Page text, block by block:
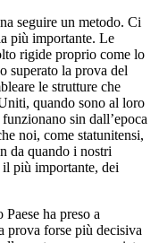
seguire un metodo. Ci
più importante. Le
rigide proprio come lo
superato la prova del
le strutture che
quando sono al loro
sin dall’epoca
noi, come statunitensi,
da quando i nostri
più importante, dei
ha preso a
prova forse più decisiva